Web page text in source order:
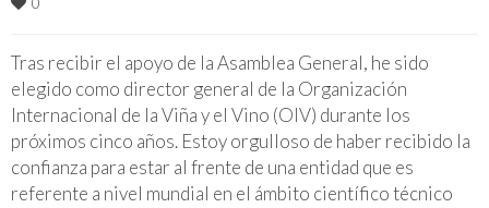
Tras recibir el apoyo de la Asamblea General, he sido
elegido como director general de la Organización
Internacional de la Viña y el Vino (OIV) durante los
próximos cinco años. Estoy orgulloso de haber recibido la
confianza para estar al frente de una entidad que es
referente a nivel mundial en el ámbito científico técnico